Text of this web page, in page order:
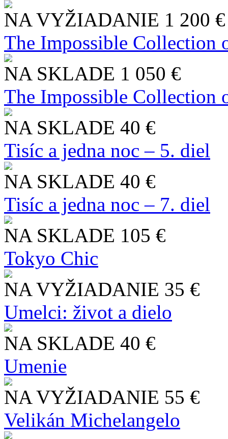
NA VYŽIADANIE 1 200 €
The Impossible Collection
NA SKLADE 1 050 €
The Impossible Collection
NA SKLADE 40 €
Tisíc a jedna noc – 5. diel
NA SKLADE 40 €
Tisíc a jedna noc – 7. diel
NA SKLADE 105 €
Tokyo Chic
NA VYŽIADANIE 35 €
Umelci: život a dielo
NA SKLADE 40 €
Umenie
NA VYŽIADANIE 55 €
Velikán Michelangelo